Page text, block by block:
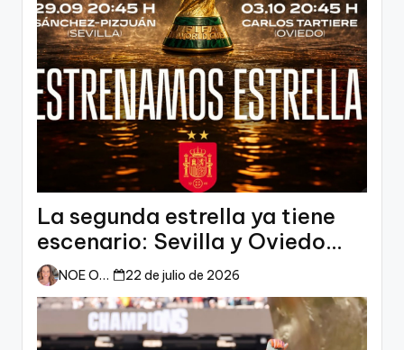
La segunda estrella ya tiene
escenario: Sevilla y Oviedo
esperan a España
NOE ORTIZ 22 de julio de 2026